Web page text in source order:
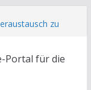
zu
in Reuth
in Weiden
Portal für die